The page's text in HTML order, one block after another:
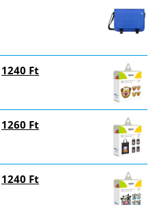
Original
1240 Ft
Original
1260 Ft
Original
1240 Ft